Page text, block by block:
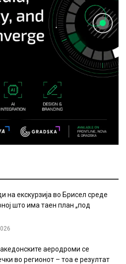
на екскурзија во Брисел среде
што има таен план „под
аеродроми се
во регионот – тоа е резултат